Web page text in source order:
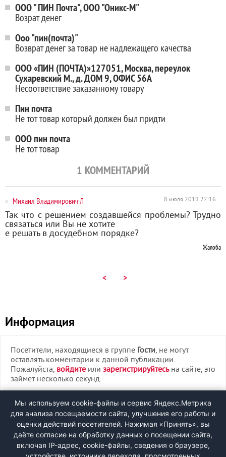
ООО " ПИН Почта", ООО "Оникс-М"
Возрат денег
Ооо "пин(почта)"
Возврат денег за товар не надлежащего качества
ООО «ПИН (ПОЧТА)»127051, Москва, переулок
Сухаревский М., д. ДОМ 9, ОФИС 56А
Несоответствие заказанному товару
Пин почта
Не тот товар который должен был придти
ООО пин почта
Не тот товар
1 КОММЕНТАРИЙ
Михаил Владимирович Л 8 июля 2019 22:16
Так что с решением создавшейся проблемы? Трудно
связаться или Вы не хотите
е решать в досудебном порядке?
Жалоба
< >
Информация
Посетители, находящиеся в группе Гости, не могут
оставлять комментарии к данной публикации.
Пожалуйста, войдите или зарегистрируйтесьна сайте, это
займет несколько секунд.
ВХОД
РЕГИСТРАЦИЯ
Быстрая регистрациячерез соцсети:
Мы используем cookie-файлы и сервис Яндекс.Метрика
для анализа посещаемости сайта, улучшения его работы и
оценки действий посетителей. Нажимая «Принять», вы
даёте согласие на обработку данных о посещении сайта,
включая IP-адрес, cookie-файлы, сведения о браузере,